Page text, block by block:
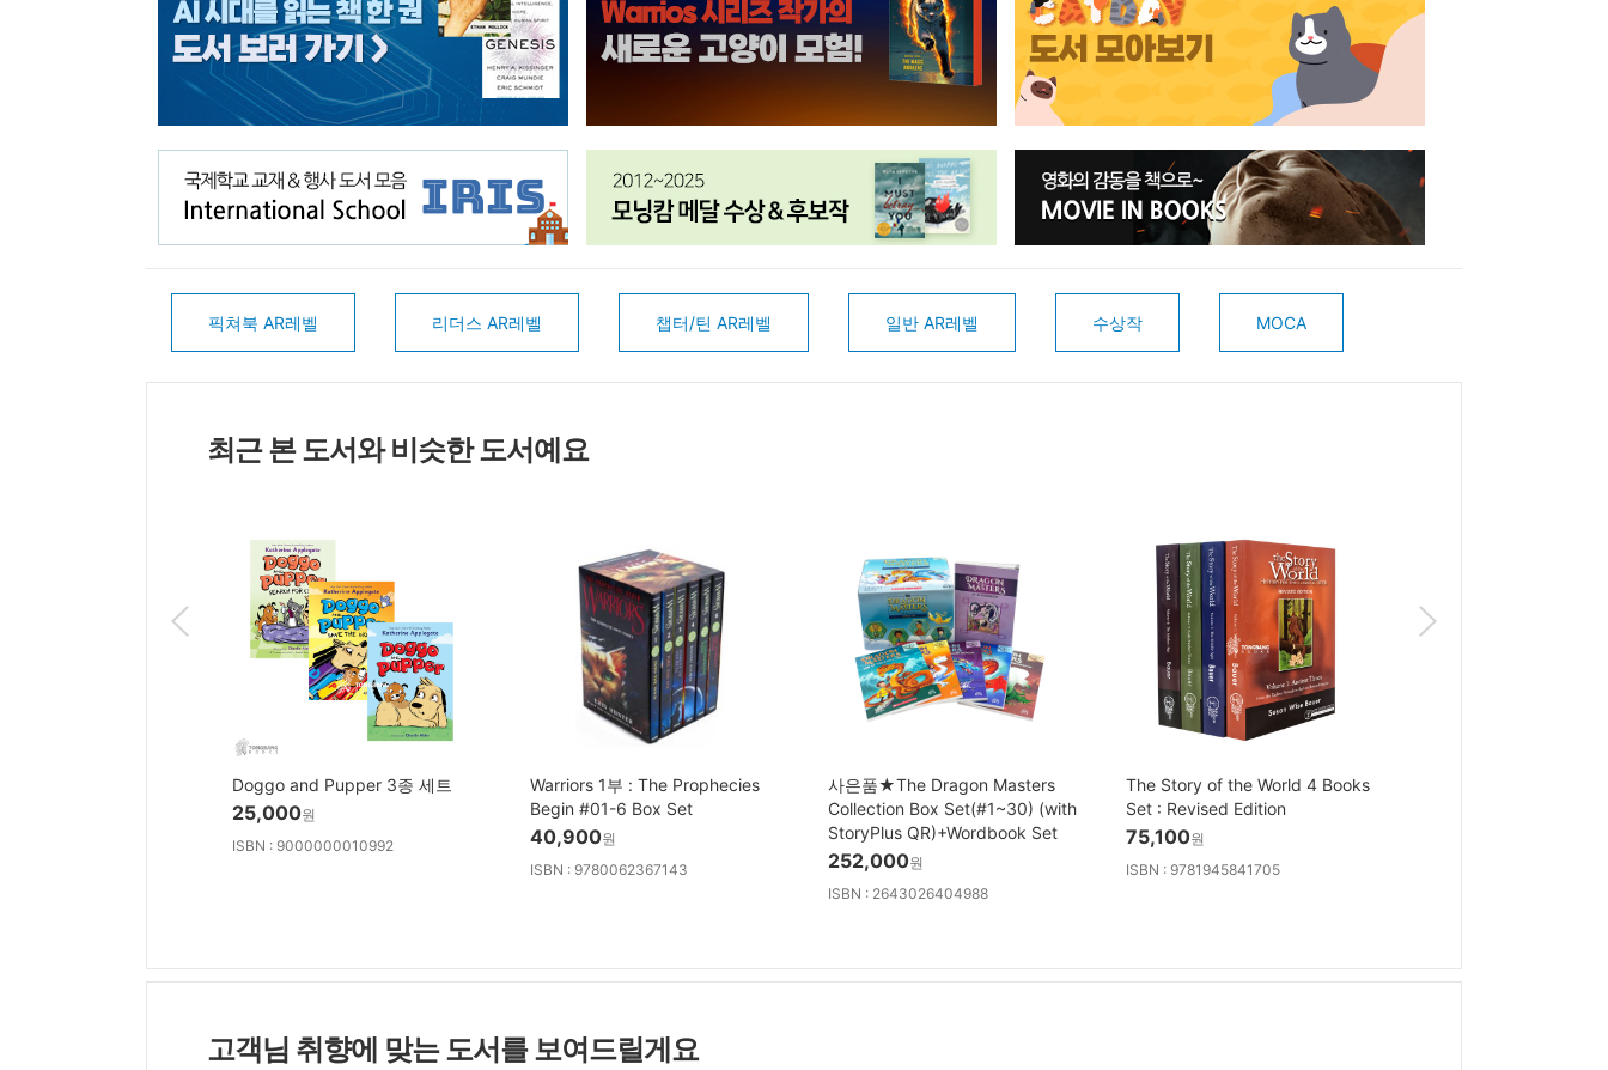
픽쳐북 AR레벨 리더스 AR레벨 챕터/틴 AR레벨 일반 AR레벨 수상작 MOCA
최근 본 도서와 비슷한 도서예요
Doggo and Pupper 3종 세트
25,000원
ISBN : 9000000010992
Warriors 1부 : The Prophecies
Begin #01-6 Box Set
40,900원
ISBN : 9780062367143
사은품★The Dragon Masters
Collection Box Set(#1~30) (with
StoryPlus QR)+Wordbook Set
252,000원
ISBN : 2643026404988
The Story of the World 4 Books
Set : Revised Edition
75,100원
ISBN : 9781945841705
고객님 취향에 맞는 도서를 보여드릴게요